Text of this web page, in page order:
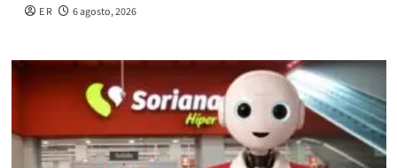
E R 6 agosto, 2026